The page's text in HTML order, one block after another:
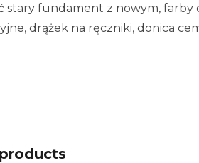
stary fundament z nowym,
drążek na ręczniki, donica